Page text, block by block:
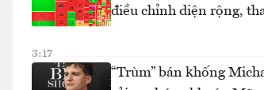
điều chỉnh diện rộng,
3:17
“Trùm” bán khống